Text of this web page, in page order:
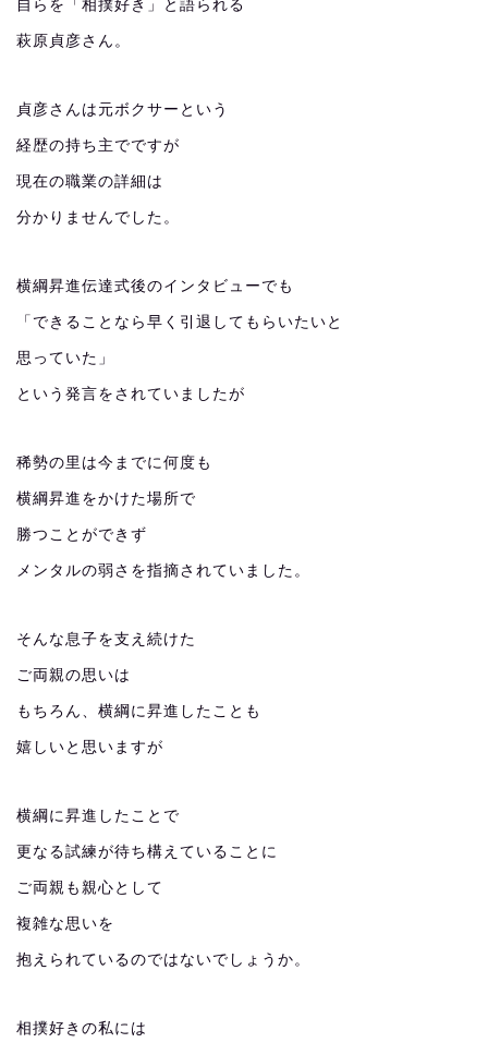
自らを「相撲好き」と語られる
萩原貞彦さん。
貞彦さんは元ボクサーという
経歴の持ち主でですが
現在の職業の詳細は
分かりませんでした。
横綱昇進伝達式後のインタビューでも
「できることなら早く引退してもらいたいと
思っていた」
という発言をされていましたが
稀勢の里は今までに何度も
横綱昇進をかけた場所で
勝つことができず
メンタルの弱さを指摘されていました。
そんな息子を支え続けた
ご両親の思いは
もちろん、横綱に昇進したことも
嬉しいと思いますが
横綱に昇進したことで
更なる試練が待ち構えていることに
ご両親も親心として
複雑な思いを
抱えられているのではないでしょうか。
相撲好きの私には